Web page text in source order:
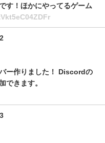
す！ほかにやってるゲーム
ー作りました！ Discordの
できます。